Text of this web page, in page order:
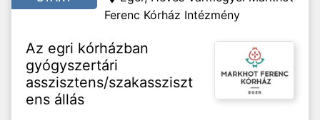
Ferenc Kórház Intézmény
Az egri kórházban
gyógyszertári
asszisztens/szakassziszt
ens állás